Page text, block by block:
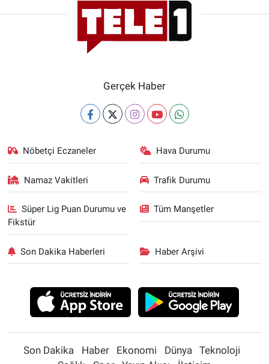
Gerçek Haber
Nöbetçi Eczaneler Hava Durumu
Namaz Vakitleri Trafik Durumu
Süper Lig Puan Durumu ve
Fikstür
Tüm Manşetler
Son Dakika Haberleri Haber Arşivi
Son Dakika Haber Ekonomi Dünya
Teknoloji